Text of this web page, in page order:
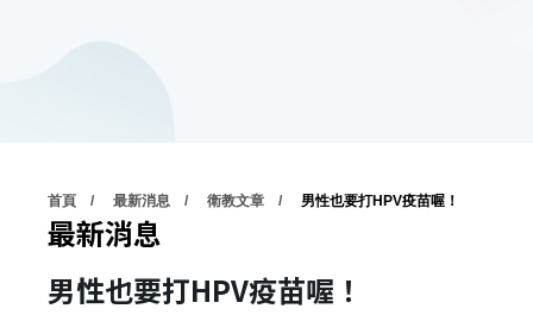
首頁 最新消息 衛教文章 男性也要打HPV疫苗喔！
最新消息
男性也要打HPV疫苗喔！